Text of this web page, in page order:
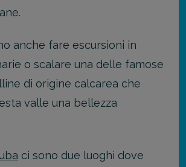
anche fare escursioni in
o scalare una delle famose
di origine calcarea che
valle una bellezza
ci sono due luoghi dove